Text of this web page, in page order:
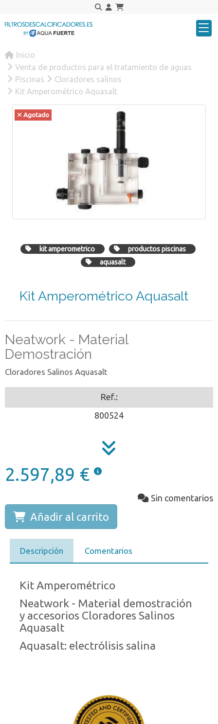
Inicio
Venta de productos para el tratamiento de aguas
Piscinas
Cloradores salinos
Kit Amperométrico Aquasalt
Agotado
kit amperometrico
productos piscinas
aquasalt
Kit Amperométrico Aquasalt
Neatwork - Material
Demostración
Cloradores Salinos Aquasalt
Ref.:
800524
2.597,89 €
Sin comentarios
Añadir al carrito
Descripción Comentarios
Kit Amperométrico
Neatwork - Material demostración
y accesorios Cloradores Salinos
Aquasalt
Aquasalt: electrólisis salina